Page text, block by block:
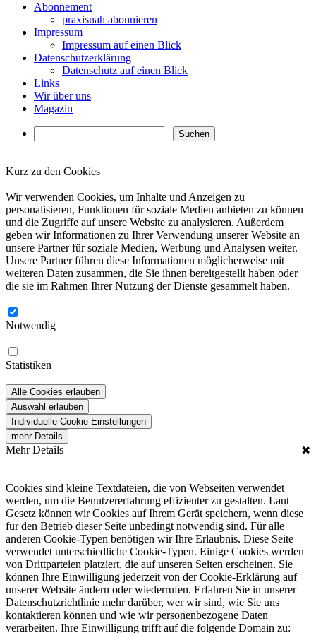
Abonnement
praxisnah abonnieren
Impressum
Impressum auf einen Blick
Datenschutzerklärung
Datenschutz auf einen Blick
Links
Wir über uns
Magazin
Kurz zu den Cookies
Wir verwenden Cookies, um Inhalte und Anzeigen zu
personalisieren, Funktionen für soziale Medien anbieten zu können
und die Zugriffe auf unsere Website zu analysieren. Außerdem
geben wir Informationen zu Ihrer Verwendung unserer Website an
unsere Partner für soziale Medien, Werbung und Analysen weiter.
Unsere Partner führen diese Informationen möglicherweise mit
weiteren Daten zusammen, die Sie ihnen bereitgestellt haben oder
die sie im Rahmen Ihrer Nutzung der Dienste gesammelt haben.
Notwendig
Statistiken
Alle Cookies erlauben
Auswahl erlauben
Individuelle Cookie-Einstellungen
mehr Details
Mehr Details ✖
Cookies sind kleine Textdateien, die von Webseiten verwendet
werden, um die Benutzererfahrung effizienter zu gestalten. Laut
Gesetz können wir Cookies auf Ihrem Gerät speichern, wenn diese
für den Betrieb dieser Seite unbedingt notwendig sind. Für alle
anderen Cookie-Typen benötigen wir Ihre Erlaubnis. Diese Seite
verwendet unterschiedliche Cookie-Typen. Einige Cookies werden
von Drittparteien platziert, die auf unseren Seiten erscheinen. Sie
können Ihre Einwilligung jederzeit von der Cookie-Erklärung auf
unserer Website ändern oder wiederrufen. Erfahren Sie in unserer
Datenschutzrichtlinie mehr darüber, wer wir sind, wie Sie uns
kontaktieren können und wie wir personenbezogene Daten
verarbeiten. Ihre Einwilligung trifft auf die folgende Domain zu: